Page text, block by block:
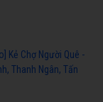
Kẻ Chợ Người Quê -
Thanh Ngân, Tấn